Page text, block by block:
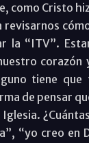
como Cristo
revisarnos
la “ITV”.
tiene
de pensar
“yo creo en